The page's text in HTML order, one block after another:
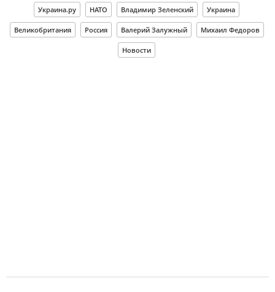
Украина.ру НАТО Владимир Зеленский Украина
Великобритания Россия Валерий Залужный Михаил Федоров
Новости